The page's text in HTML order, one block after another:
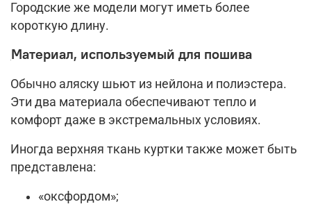
Городские же модели могут иметь более
короткую длину.
Материал, используемый для пошива
Обычно аляску шьют из нейлона и полиэстера.
Эти два материала обеспечивают тепло и
комфорт даже в экстремальных условиях.
Иногда верхняя ткань куртки также может быть
представлена:
«оксфордом»;